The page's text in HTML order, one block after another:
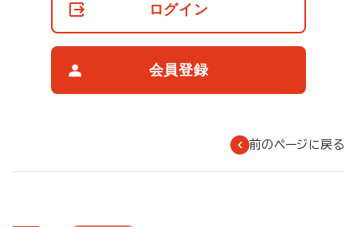
ログイン
会員登録
前のページに戻る